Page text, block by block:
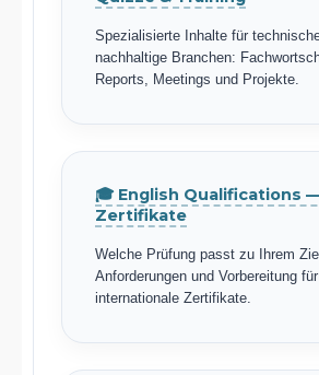
Spezialisierte Inhalte für
nachhaltige Branchen:
Reports, Meetings und Projekte.
🎓 English Qualifications
Zertifikate
Welche Prüfung passt zu Ihrem
Anforderungen und Vorbereitung
internationale Zertifikate.